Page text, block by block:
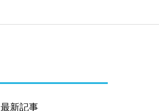
最新記事